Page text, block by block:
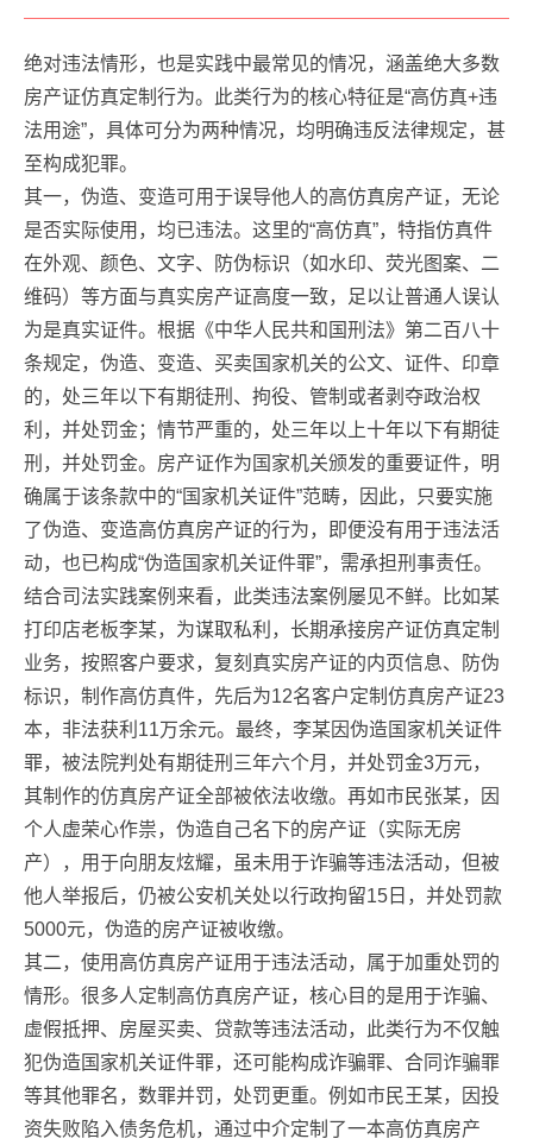
绝对违法情形，也是实践中最常见的情况，涵盖绝大多数
房产证仿真定制行为。此类行为的核心特征是“高仿真+违
法用途”，具体可分为两种情况，均明确违反法律规定，甚
至构成犯罪。
其一，伪造、变造可用于误导他人的高仿真房产证，无论
是否实际使用，均已违法。这里的“高仿真”，特指仿真件
在外观、颜色、文字、防伪标识（如水印、荧光图案、二
维码）等方面与真实房产证高度一致，足以让普通人误认
为是真实证件。根据《中华人民共和国刑法》第二百八十
条规定，伪造、变造、买卖国家机关的公文、证件、印章
的，处三年以下有期徒刑、拘役、管制或者剥夺政治权
利，并处罚金；情节严重的，处三年以上十年以下有期徒
刑，并处罚金。房产证作为国家机关颁发的重要证件，明
确属于该条款中的“国家机关证件”范畴，因此，只要实施
了伪造、变造高仿真房产证的行为，即便没有用于违法活
动，也已构成“伪造国家机关证件罪”，需承担刑事责任。
结合司法实践案例来看，此类违法案例屡见不鲜。比如某
打印店老板李某，为谋取私利，长期承接房产证仿真定制
业务，按照客户要求，复刻真实房产证的内页信息、防伪
标识，制作高仿真件，先后为12名客户定制仿真房产证23
本，非法获利11万余元。最终，李某因伪造国家机关证件
罪，被法院判处有期徒刑三年六个月，并处罚金3万元，
其制作的仿真房产证全部被依法收缴。再如市民张某，因
个人虚荣心作祟，伪造自己名下的房产证（实际无房
产），用于向朋友炫耀，虽未用于诈骗等违法活动，但被
他人举报后，仍被公安机关处以行政拘留15日，并处罚款
5000元，伪造的房产证被收缴。
其二，使用高仿真房产证用于违法活动，属于加重处罚的
情形。很多人定制高仿真房产证，核心目的是用于诈骗、
虚假抵押、房屋买卖、贷款等违法活动，此类行为不仅触
犯伪造国家机关证件罪，还可能构成诈骗罪、合同诈骗罪
等其他罪名，数罪并罚，处罚更重。例如市民王某，因投
资失败陷入债务危机，通过中介定制了一本高仿真房产